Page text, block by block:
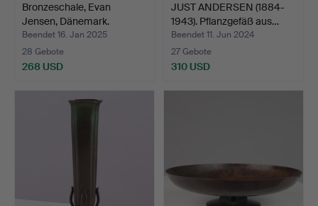
Bronzeschale, Evan
Jensen, Dänemark.
Beendet 16. Jan 2025
28 Gebote
268 USD
JUST ANDERSEN (1884-
1943). Pflanzgefäß aus…
Beendet 11. Jun 2024
27 Gebote
310 USD